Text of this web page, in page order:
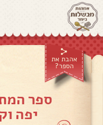
אהבת את
הספר?
ספר
יפה